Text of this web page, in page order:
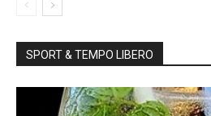
SPORT & TEMPO LIBERO